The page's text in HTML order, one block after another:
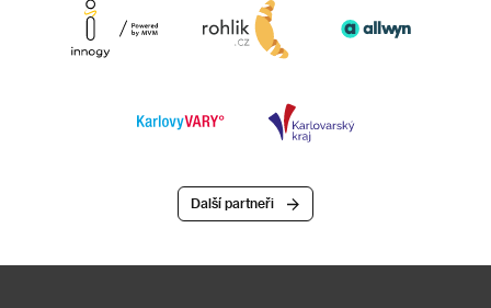
Další partneři